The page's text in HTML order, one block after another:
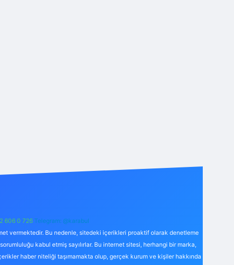
606 0 726 Telegram: @karabul
vermektedir. Bu nedenle, sitedeki içerikleri proaktif olarak denetleme
kabul etmiş sayılırlar. Bu internet sitesi, herhangi bir marka,
haber niteliği taşımamakta olup, gerçek kurum ve kişiler hakkında